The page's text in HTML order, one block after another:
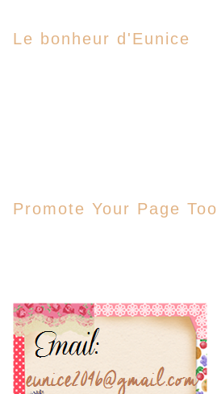
Le bonheur d'Eunice
Promote Your Page Too